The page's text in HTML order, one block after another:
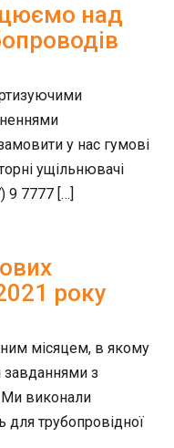
над
у нас гумові
ущільнювачі
9 7777 […]
року
місяцем, в якому
завданнями з
Ми виконали
для трубопровідної